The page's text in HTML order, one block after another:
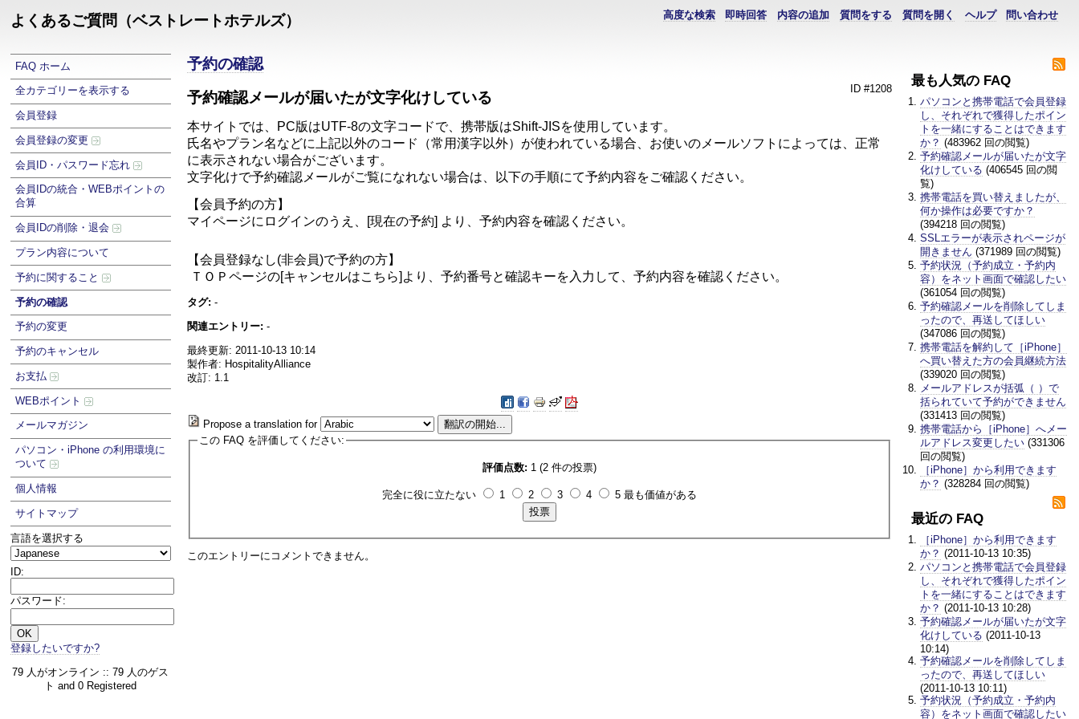
よくあるご質問（ベストレートホテルズ） 問い合わせ
ヘルプ
質問を開く
質問をする
内容の追加
即時回答
高度な検索
FAQ ホーム
全カテゴリーを表示する
会員登録
会員登録の変更
会員ID・パスワード忘れ
会員IDの統合・WEBポイントの
合算
会員IDの削除・退会
プラン内容について
予約に関すること
予約の確認
予約の変更
予約のキャンセル
お支払
WEBポイント
メールマガジン
パソコン・iPhone の利用環境に
ついて
個人情報
サイトマップ
言語を選択する
ID:
パスワード:
登録したいですか?
79 人がオンライン :: 79 人のゲス
ト and 0 Registered
最も人気の FAQ
パソコンと携帯電話で会員登録
し、それぞれで獲得したポイン
トを一緒にすることはできます
か？ (483962 回の閲覧)
予約確認メールが届いたが文字
化けしている (406545 回の閲
覧)
携帯電話を買い替えましたが、
何か操作は必要ですか？
(394218 回の閲覧)
SSLエラーが表示されページが
開きません (371989 回の閲覧)
予約状況（予約成立・予約内
容）をネット画面で確認したい
(361054 回の閲覧)
予約確認メールを削除してしま
ったので、再送してほしい
(347086 回の閲覧)
携帯電話を解約して［iPhone］
へ買い替えた方の会員継続方法
(339020 回の閲覧)
メールアドレスが括弧（ ）で
括られていて予約ができません
(331413 回の閲覧)
携帯電話から［iPhone］へメー
ルアドレス変更したい (331306
回の閲覧)
［iPhone］から利用できます
か？ (328284 回の閲覧)
最近の FAQ
［iPhone］から利用できます
か？ (2011-10-13 10:35)
パソコンと携帯電話で会員登録
し、それぞれで獲得したポイン
トを一緒にすることはできます
か？ (2011-10-13 10:28)
予約確認メールが届いたが文字
化けしている (2011-10-13
10:14)
予約確認メールを削除してしま
ったので、再送してほしい
(2011-10-13 10:11)
予約状況（予約成立・予約内
容）をネット画面で確認したい
予約の確認
ID #1208
予約確認メールが届いたが文字化けしている
本サイトでは、PC版はUTF-8の文字コードで、携帯版はShift-JISを使用しています。
氏名やプラン名などに上記以外のコード（常用漢字以外）が使われている場合、お使いのメールソフトによっては、正常
に表示されない場合がございます。
文字化けで予約確認メールがご覧になれない場合は、以下の手順にて予約内容をご確認ください。
【会員予約の方】
マイページにログインのうえ、[現在の予約] より、予約内容を確認ください。
【会員登録なし(非会員)で予約の方】
ＴＯＰページの[キャンセルはこちら]より、予約番号と確認キーを入力して、予約内容を確認ください。
タグ: -
関連エントリー: -
最終更新: 2011-10-13 10:14
製作者: HospitalityAlliance
改訂: 1.1
Propose a translation for
この FAQ を評価してください:
評価点数: 1 (2 件の投票)
完全に役に立たない 1 2 3 4 5 最も価値がある
このエントリーにコメントできません。